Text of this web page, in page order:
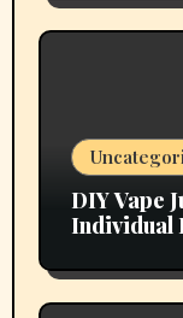
DIY Vape
Individual